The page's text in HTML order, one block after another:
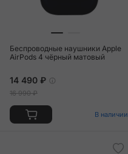
Беспроводные наушники Apple
AirPods 4 чёрный матовый
14 490 ₽
16 990 ₽
В наличии